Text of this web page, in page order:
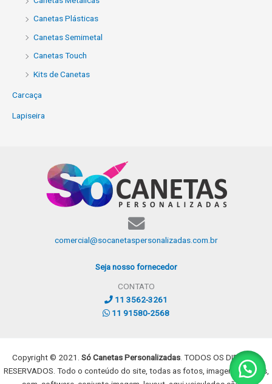
Canetas Plásticas
Canetas Semimetal
Canetas Touch
Kits de Canetas
Carcaça
Lapiseira
comercial@socanetaspersonalizadas.com.br
Seja nosso fornecedor
CONTATO
11 3562-3261
11 91580-2568
Copyright © 2021. Só Canetas Personalizadas . TODOS OS DIREITOS
RESERVADOS. Todo o conteúdo do site, todas as fotos, imagens, dizeres,